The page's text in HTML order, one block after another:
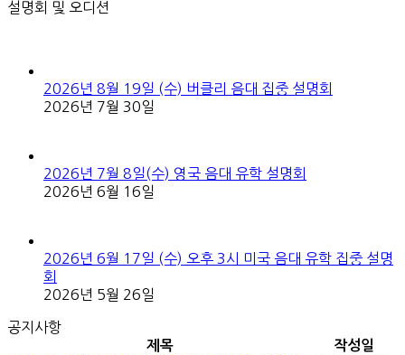
설명회 및 오디션
2026년 8월 19일 (수) 버클리 음대 집중 설명회
2026년 7월 30일
2026년 7월 8일(수) 영국 음대 유학 설명회
2026년 6월 16일
2026년 6월 17일 (수) 오후 3시 미국 음대 유학 집중 설명
회
2026년 5월 26일
공지사항
제목 작성일